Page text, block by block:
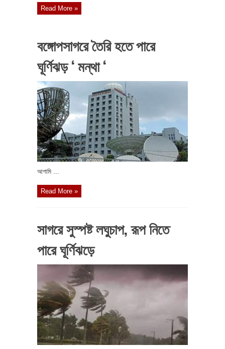
Read More »
বঙ্গোপসাগরে তৈরি হতে পারে
ঘূর্ণিঝড় ‘ মন্থা ‘
আগামি ...
Read More »
সাগরে সুস্পষ্ট লঘুচাপ, রূপ নিতে
পারে ঘূর্ণিঝড়ে